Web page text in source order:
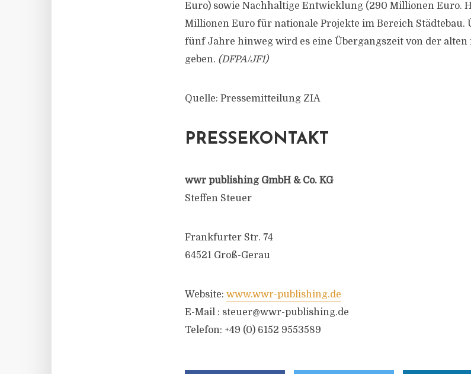
Euro) sowie Nachhaltige Entwicklung (290 Millionen Euro.
Millionen Euro für nationale Projekte im Bereich Städtebau.
fünf Jahre hinweg wird es eine Übergangszeit von der
geben. (DFPA/JF1)
Quelle: Pressemitteilung ZIA
PRESSEKONTAKT
wwr publishing GmbH & Co. KG
Steffen Steuer
Frankfurter Str. 74
64521 Groß-Gerau
Website: www.wwr-publishing.de
E-Mail : steuer@wwr-publishing.de
Telefon: +49 (0) 6152 9553589